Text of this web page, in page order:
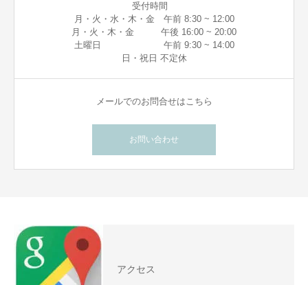
受付時間
月・火・水・木・金 午前 8:30 ~ 12:00
月・火・木・金 午後 16:00 ~ 20:00
土曜日 午前 9:30 ~ 14:00
日・祝日 不定休
メールでのお問合せはこちら
お問い合わせ
アクセス